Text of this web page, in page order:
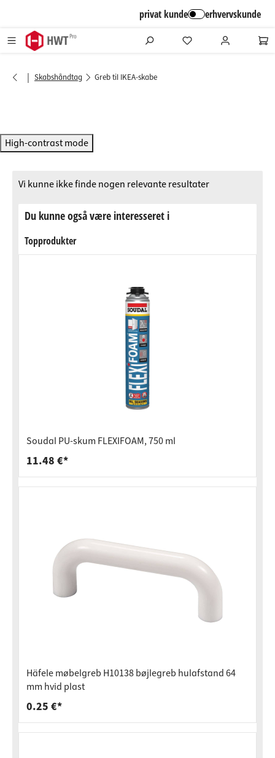
privat kunde erhvervskunde
| Skabshåndtag Greb til IKEA-skabe
High-contrast mode
Vi kunne ikke finde nogen relevante resultater
Du kunne også være interesseret i
Topprodukter
Soudal PU-skum FLEXIFOAM, 750 ml
11.48 €*
Häfele møbelgreb H10138 bøjlegreb hulafstand 64
mm hvid plast
0.25 €*